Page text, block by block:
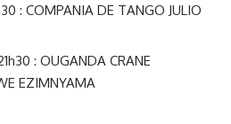
: COMPANIA DE TANGO JULIO
: OUGANDA CRANE
EZIMNYAMA